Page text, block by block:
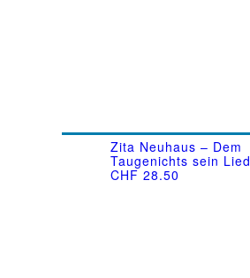
Zita Neuhaus – Dem
Taugenichts sein Lied
CHF 28.50